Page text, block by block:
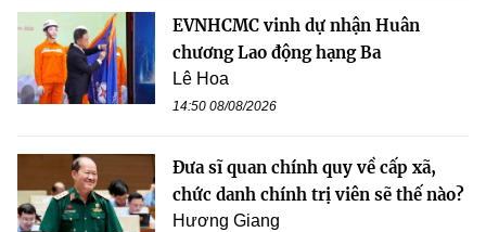
EVNHCMC vinh dự nhận Huân
chương Lao động hạng Ba
Lê Hoa
14:50 08/08/2026
Đưa sĩ quan chính quy về cấp xã,
chức danh chính trị viên sẽ thế nào?
Hương Giang